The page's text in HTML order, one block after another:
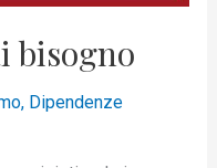
bisogno
, Dipendenze